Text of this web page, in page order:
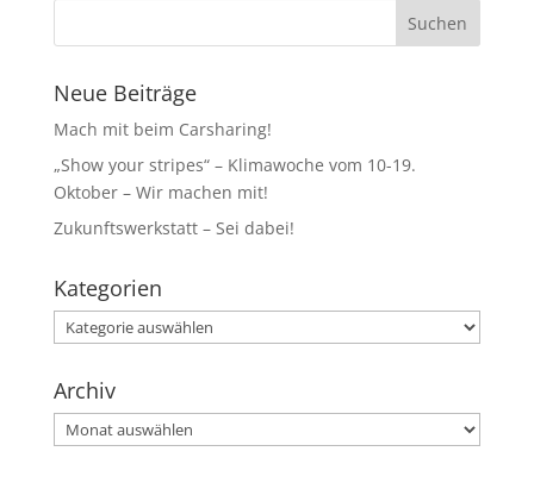
Neue Beiträge
Mach mit beim Carsharing!
„Show your stripes“ – Klimawoche vom 10-19.
Oktober – Wir machen mit!
Zukunftswerkstatt – Sei dabei!
Kategorien
Kategorien
Archiv
Archiv